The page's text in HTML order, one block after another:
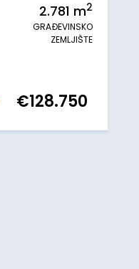
2.781 m2
GRAĐEVINSKO
ZEMLJIŠTE
€128.750